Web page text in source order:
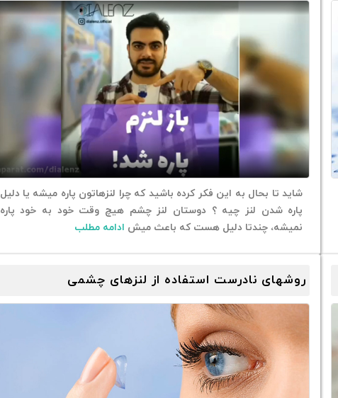
شاید تا بحال به این فکر کرده باشید که چرا لنزهاتون پاره میشه یا دلیل
پاره شدن لنز چیه ؟ دوستان لنز چشم هیچ وقت خود به خود پاره
نمیشه، چندتا دلیل هست که باعث میش ادامه مطلب
روشهای نادرست استفاده از لنزهای چشمی